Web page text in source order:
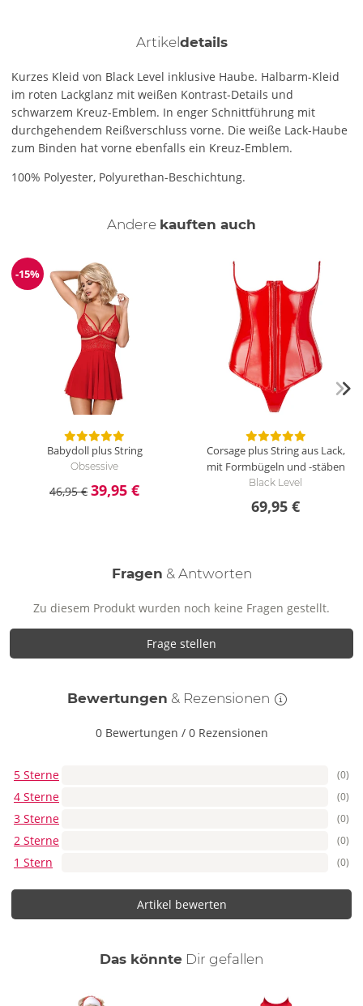
Artikeldetails
Kurzes Kleid von Black Level inklusive Haube. Halbarm-Kleid
im roten Lackglanz mit weißen Kontrast-Details und
schwarzem Kreuz-Emblem. In enger Schnittführung mit
durchgehendem Reißverschluss vorne. Die weiße Lack-Haube
zum Binden hat vorne ebenfalls ein Kreuz-Emblem.
100% Polyester, Polyurethan-Beschichtung.
Andere kauften auch
Reduzierung
-15%
Babydoll plus String
Obsessive
46,95 € 39,95 €
Corsage plus String aus Lack,
mit Formbügeln und -stäben
Black Level
69,95 €
Fragen & Antworten
Zu diesem Produkt wurden noch keine Fragen gestellt.
Frage stellen
Bewertungen & Rezensionen
0 Bewertungen / 0 Rezensionen
5 Sterne (0)
4 Sterne (0)
3 Sterne (0)
2 Sterne (0)
1 Stern (0)
Artikel bewerten
Das könnte Dir auch
gefallen